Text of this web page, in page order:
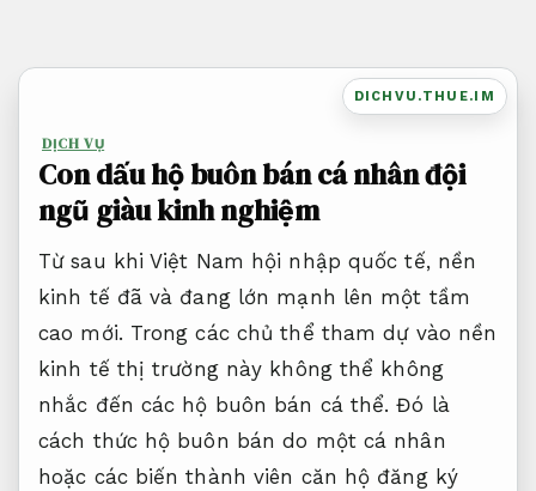
DICHVU.THUE.IM
DỊCH VỤ
Con dấu hộ buôn bán cá nhân đội
ngũ giàu kinh nghiệm
Từ sau khi Việt Nam hội nhập quốc tế, nền
kinh tế đã và đang lớn mạnh lên một tầm
cao mới. Trong các chủ thể tham dự vào nền
kinh tế thị trường này không thể không
nhắc đến các hộ buôn bán cá thể. Đó là
cách thức hộ buôn bán do một cá nhân
hoặc các biến thành viên căn hộ đăng ký